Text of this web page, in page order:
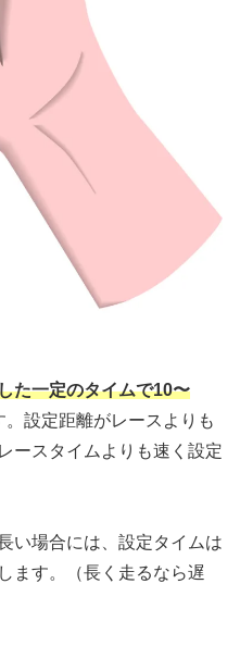
た一定のタイムで10〜
。設定距離がレースよりも
ースタイムよりも速く設定
い場合には、設定タイムは
ます。（長く走るなら遅